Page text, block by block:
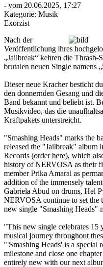
- vom 20.06.2025, 17:27
Kategorie: Musik
Exorzist
Nach der
Veröffentlichung ihres
„Jailbreak“ kehren die
brutalen neuen Single namens
Dieser neue Kracher besticht
den donnernden Gesang und
Band bekannt und beliebt ist.
Musikvideo, das die
Kraftpakets unterstreicht.
"Smashing Heads" marks the
released the "Jailbreak" album
Records (order here), which
history of NERVOSA as their
member Prika Amaral as
addition of the immensely
Gabriela Abud on drums, Hel
NERVOSA continue to set the
new single "Smashing Heads"
"This new single celebrates 15
musical journey throughout
"'Smashing Heads' is a special
milestone and close one
entirely new with our next